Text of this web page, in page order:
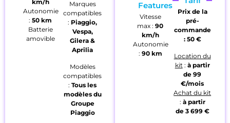
km/h
Autonomie
:50 km
Batterie
amovible
Marques
compatibles
: Piaggio,
Vespa,
Gilera &
Aprilia
Modèles
compatibles
:Tous les
modèles du
Groupe
Piaggio
Features
Vitesse
max :90
km/h
Autonomie
: 90 km
Prix de la
pré-
commande
: 50 €
Location du
kit : à partir
de 99
€/mois
Achat du kit
: à partir
de3 699 €